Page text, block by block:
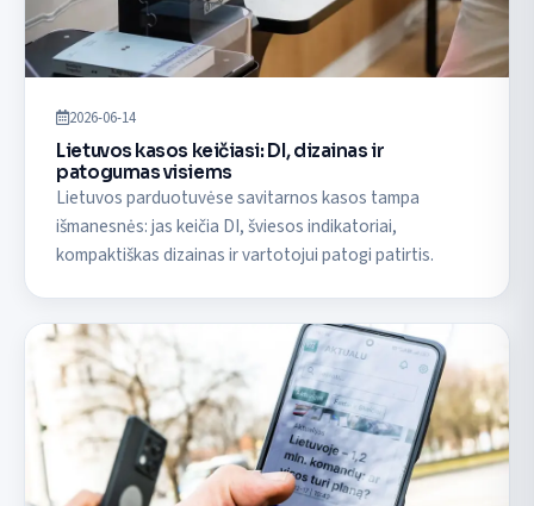
2026-06-14
Lietuvos kasos keičiasi: DI, dizainas ir
patogumas visiems
Lietuvos parduotuvėse savitarnos kasos tampa
išmanesnės: jas keičia DI, šviesos indikatoriai,
kompaktiškas dizainas ir vartotojui patogi patirtis.